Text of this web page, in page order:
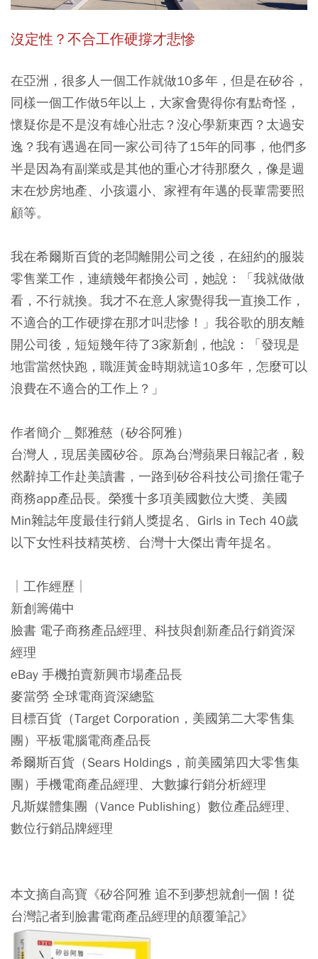
沒定性？不合工作硬撐才悲慘
在亞洲，很多人一個工作就做10多年，但是在矽谷，
同樣一個工作做5年以上，大家會覺得你有點奇怪，
懷疑你是不是沒有雄心壯志？沒心學新東西？太過安
逸？我有遇過在同一家公司待了15年的同事，他們多
半是因為有副業或是其他的重心才待那麼久，像是週
末在炒房地產、小孩還小、家裡有年邁的長輩需要照
顧等。
我在希爾斯百貨的老闆離開公司之後，在紐約的服裝
零售業工作，連續幾年都換公司，她說：「我就做做
看，不行就換。我才不在意人家覺得我一直換工作，
不適合的工作硬撐在那才叫悲慘！」我谷歌的朋友離
開公司後，短短幾年待了3家新創，他說：「發現是
地雷當然快跑，職涯黃金時期就這10多年，怎麼可以
浪費在不適合的工作上？」
作者簡介＿鄭雅慈（矽谷阿雅）
台灣人，現居美國矽谷。原為台灣蘋果日報記者，毅
然辭掉工作赴美讀書，一路到矽谷科技公司擔任電子
商務app產品長。榮獲十多項美國數位大獎、美國
Min雜誌年度最佳行銷人獎提名、Girls in Tech 40歲
以下女性科技精英榜、台灣十大傑出青年提名。
│工作經歷│
新創籌備中
臉書 電子商務產品經理、科技與創新產品行銷資深
經理
eBay 手機拍賣新興市場產品長
麥當勞 全球電商資深總監
目標百貨（Target Corporation，美國第二大零售集
團）平板電腦電商產品長
希爾斯百貨（Sears Holdings，前美國第四大零售集
團）手機電商產品經理、大數據行銷分析經理
凡斯媒體集團（Vance Publishing）數位產品經理、
數位行銷品牌經理
本文摘自高寶《矽谷阿雅 追不到夢想就創一個！從
台灣記者到臉書電商產品經理的顛覆筆記》